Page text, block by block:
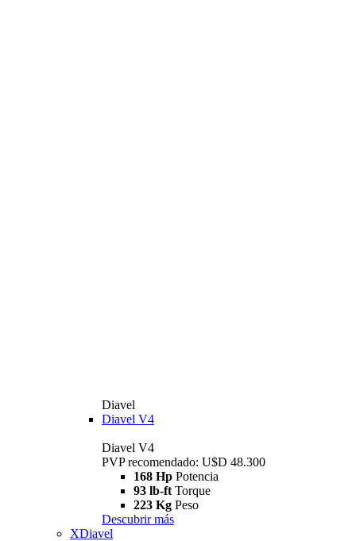
Diavel
Diavel V4
Diavel V4
PVP recomendado: U$D 48.300
168 Hp Potencia
93 lb-ft Torque
223 Kg Peso
Descubrir más
XDiavel